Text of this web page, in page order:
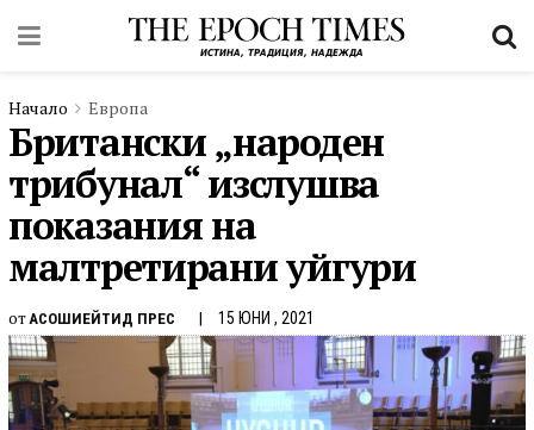
Начало Европа
Британски „народен
трибунал“ изслушва
показания на
малтретирани уйгури
от АСОШИЕЙТИД ПРЕС 15 ЮНИ , 2021